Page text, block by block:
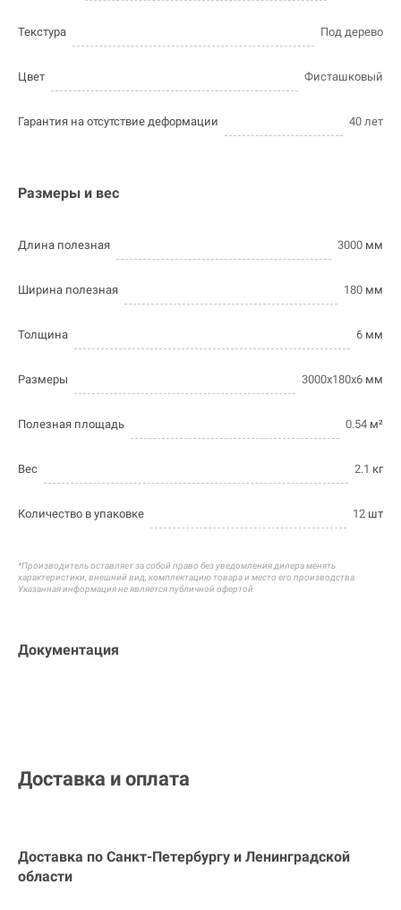
Текстура Под дерево
Цвет Фисташковый
Гарантия на отсутствие деформации 40 лет
Размеры и вес
Длина полезная 3000 мм
Ширина полезная 180 мм
Толщина 6 мм
Размеры 3000х180х6 мм
Полезная площадь 0.54 м²
Вес 2.1 кг
Количество в упаковке 12 шт
*Производитель оставляет за собой право без уведомления дилера менять
характеристики, внешний вид, комплектацию товара и место его производства.
Указанная информация не является публичной офертой
Документация
Доставка и оплата
Доставка по Санкт-Петербургу и Ленинградской
области